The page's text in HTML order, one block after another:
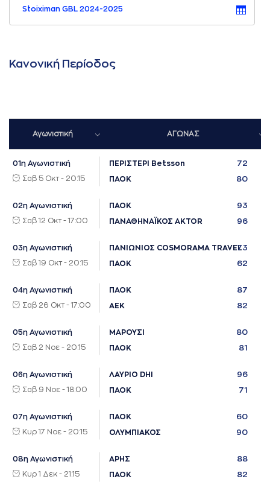
Stoiximan GBL 2024-2025
Κανονική Περίοδος
Αγωνιστική ΑΓΩΝΑΣ
01η Αγωνιστική
Σαβ 5 Οκτ - 20:15
ΠΕΡΙΣΤΕΡΙ Betsson 72
ΠΑΟΚ 80
02η Αγωνιστική
Σαβ 12 Οκτ - 17:00
ΠΑΟΚ 93
ΠΑΝΑΘΗΝΑΪΚΟΣ AKTOR 96
03η Αγωνιστική
Σαβ 19 Οκτ - 20:15
ΠΑΝΙΩΝΙΟΣ COSMORAMA TRAVEL73
ΠΑΟΚ 62
04η Αγωνιστική
Σαβ 26 Οκτ - 17:00
ΠΑΟΚ 87
ΑΕΚ 82
05η Αγωνιστική
Σαβ 2 Νοε - 20:15
ΜΑΡΟΥΣΙ 80
ΠΑΟΚ 81
06η Αγωνιστική
Σαβ 9 Νοε - 18:00
ΛΑΥΡΙΟ DHI 96
ΠΑΟΚ 71
07η Αγωνιστική
Κυρ 17 Νοε - 20:15
ΠΑΟΚ 60
ΟΛΥΜΠΙΑΚΟΣ 90
08η Αγωνιστική
Κυρ 1 Δεκ - 21:15
ΑΡΗΣ 88
ΠΑΟΚ 82